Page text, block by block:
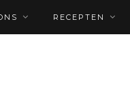
RECEPTEN